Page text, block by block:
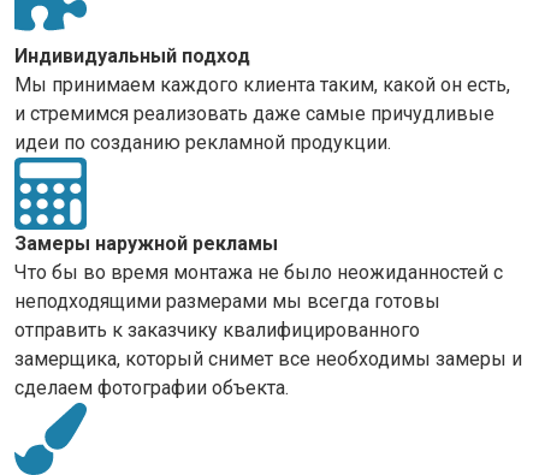
Индивидуальный подход
Мы принимаем каждого клиента таким, какой он есть,
и стремимся реализовать даже самые причудливые
идеи по созданию рекламной продукции.
Замеры наружной рекламы
Что бы во время монтажа не было неожиданностей с
неподходящими размерами мы всегда готовы
отправить к заказчику квалифицированного
замерщика, который снимет все необходимы замеры и
сделаем фотографии объекта.